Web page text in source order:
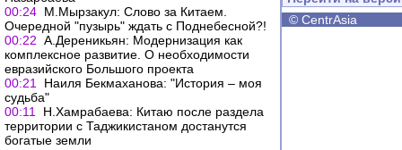
00:24 М.Мырзакул: Слово за Китаем.
Очередной "пузырь" ждать с Поднебесной?!
00:22 А.Дереникьян: Модернизация как
комплексное развитие. О необходимости
евразийского Большого проекта
00:21
Наиля Бекмаханова: "История – моя
судьба"
00:11
Н.Хамрабаева: Китаю после раздела
территории с Таджикистаном достанутся
богатые земли
© CentrAsia